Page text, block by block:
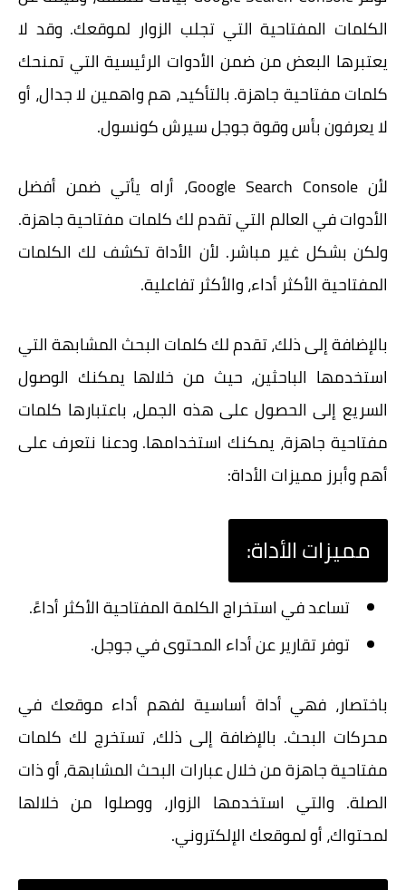
الكلمات المفتاحية التي تجلب الزوار لموقعك. وقد لا
يعتبرها البعض من ضمن الأدوات الرئيسية التي تمنحك
كلماتمفتاحية جاهزة. بالتأكيد، هم واهمين لا جدال، أو
لا يعرفون بأس وقوة جوجل سيرش كونسول.
لأن Google Search Console، أراه يأتي
ضمن أفضل
الأدوات في العالم التي تقدم لك كلمات مفتاحية جاهزة.
ولكن بشكل غير مباشر. لأن الأداة تكشف لك الكلمات
المفتاحيةالأكثر أداء، والأكثر تفاعلية.
بالإضافة إلى ذلك، تقدم لك كلمات البحث المشابهة التي
استخدمها الباحثين، حيث من خلالها يمكنك الوصول
السريع إلى الحصول على هذه الجمل، باعتبارها كلمات
مفتاحية جاهزة، يمكنك استخدامها. ودعنا نتعرف على
أهم وأبرز مميزات الأداة:
مميزات الأداة:
تساعد في استخراج الكلمة المفتاحية الأكثر أداءً.
توفر تقارير عن أداء المحتوى في جوجل.
باختصار، فهي أداة أساسية لفهم أداء موقعك في
محركات البحث. بالإضافة إلى ذلك، تستخرج لك كلمات
مفتاحية جاهزة من خلال عبارات البحث المشابهة، أو ذات
الصلة. والتي استخدمها الزوار، ووصلوا من خلالها
لمحتواك، أو لموقعك الإلكتروني.